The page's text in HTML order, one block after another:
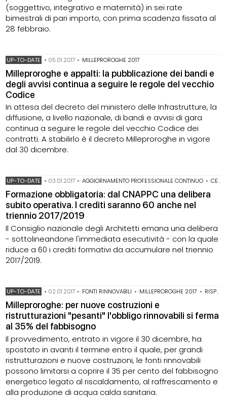
(soggettivo, integrativo e maternità) in sei rate
bimestrali di pari importo, con prima scadenza fissata al
28 febbraio.
UP-TO-DATE • 05.01.2017 • MILLEPROROGHE 2017
Milleproroghe e appalti: la pubblicazione dei bandi e
degli avvisi continua a seguire le regole del vecchio
Codice
In attesa del decreto del ministero delle Infrastrutture, la
diffusione, a livello nazionale, di bandi e avvisi di gara
continua a seguire le regole del vecchio Codice dei
contratti. A stabilirlo è il decreto Milleproroghe in vigore
dal 30 dicembre.
UP-TO-DATE • 03.01.2017 • AGGIORNAMENTO PROFESSIONALE CONTINUO • CENSURA
Formazione obbligatoria: dal CNAPPC una delibera
subito operativa. I crediti saranno 60 anche nel
triennio 2017/2019
Il Consiglio nazionale degli Architetti emana una delibera
- sottolineandone l'immediata esecutività - con la quale
riduce a 60 i crediti formativi da accumulare nel triennio
2017/2019.
UP-TO-DATE • 02.01.2017 • FONTI RINNOVABILI • MILLEPROROGHE 2017 • RISPARMIO ENERGETICO
Milleproroghe: per nuove costruzioni e
ristrutturazioni "pesanti" l'obbligo rinnovabili si ferma
al 35% del fabbisogno
Il provvedimento, entrato in vigore il 30 dicembre, ha
spostato in avanti il termine entro il quale, per grandi
ristrutturazioni e nuove costruzioni, le fonti rinnovabili
possono limitarsi a coprire il 35 per cento del fabbisogno
energetico legato al riscaldamento, al raffrescamento e
alla produzione di acqua calda sanitaria.